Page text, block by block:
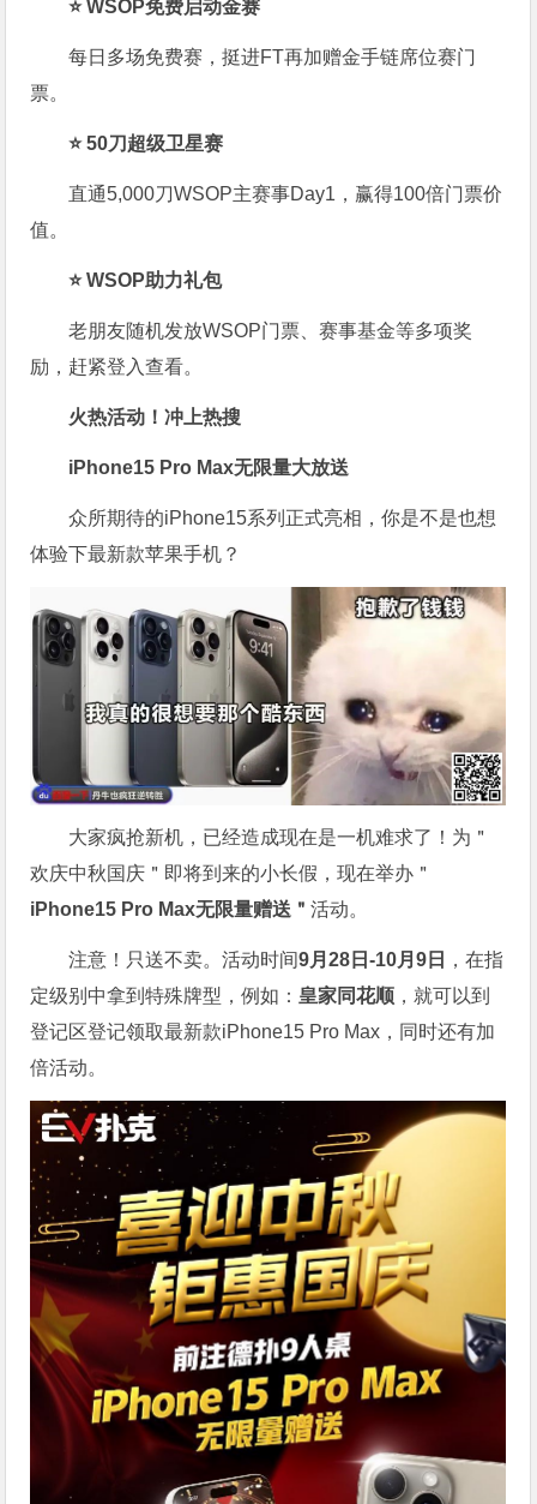
⭐ WSOP免费启动金赛
每日多场免费赛，挺进FT再加赠金手链席位赛门
票。
⭐ 50刀超级卫星赛
直通5,000刀WSOP主赛事Day1，赢得100倍门票价
值。
⭐ WSOP助力礼包
老朋友随机发放WSOP门票、赛事基金等多项奖
励，赶紧登入查看。
火热活动！冲上热搜
iPhone15 Pro Max无限量大放送
众所期待的iPhone15系列正式亮相，你是不是也想
体验下最新款苹果手机？
大家疯抢新机，已经造成现在是一机难求了！为＂
欢庆中秋国庆＂即将到来的小长假，现在举办＂
iPhone15 Pro Max无限量赠送＂活动。
注意！只送不卖。活动时间9月28日-10月9日
，在指
定级别中拿到特殊牌型，例如： 皇家同花顺 ，就可以到
登记区登记领取最新款iPhone15 Pro Max，同时还有加
倍活动。